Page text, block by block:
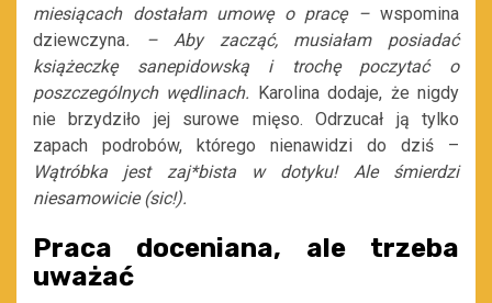
miesiącach dostałam umowę o pracę – wspomina
dziewczyna. – Aby zacząć, musiałam posiadać
książeczkę sanepidowską i trochę poczytać o
poszczególnych wędlinach.
Karolina dodaje, że nigdy
nie brzydziło jej surowe mięso. Odrzucał ją tylko
zapach podrobów, którego nienawidzi do dziś –
Wątróbka jest zaj*bista w dotyku! Ale śmierdzi
niesamowicie (sic!).
Praca doceniana, ale trzeba
uważać